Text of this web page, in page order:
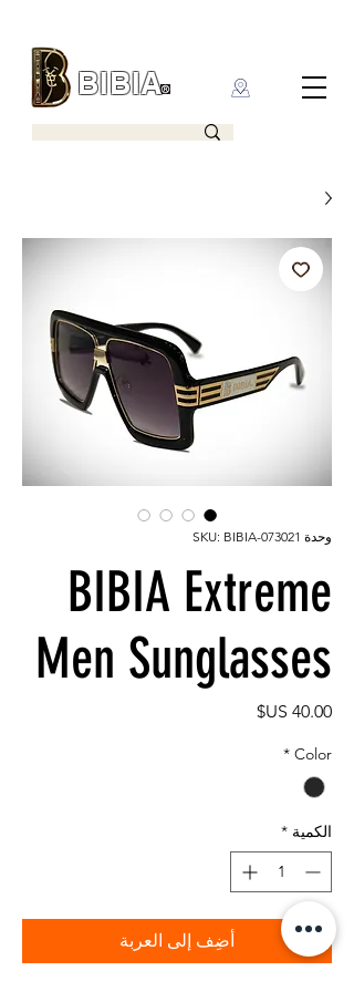
BIBIA
وحدة SKU: BIBIA-073021
BIBIA Extreme
Men Sunglasses
السعر
Color
*
الكمية *
أضِف إلى العربة